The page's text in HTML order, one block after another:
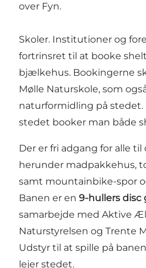
over Fyn.
Skoler. Institutioner og
fortrinsret til at booke
bjælkehus. Bookingerne
Mølle Naturskole, som
naturformidling på stedet.
stedet booker man både
Der er fri adgang for alle
herunder madpakkehus,
samt mountainbike-spor
Banen er en 9-hullers disc
samarbejde med Aktive
Naturstyrelsen og Trente
Udstyr til at spille på
lejer stedet.